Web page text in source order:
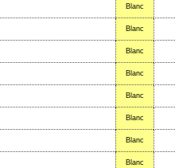
Blanc
Blanc
Blanc
Blanc
Blanc
Blanc
Blanc
Blanc